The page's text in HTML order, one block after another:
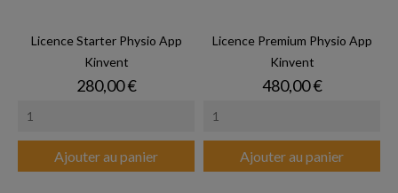
Licence Starter Physio App
Kinvent
Prix
280,00 €
Ajouter au panier
Licence Premium Physio App
Kinvent
Prix
480,00 €
Ajouter au panier